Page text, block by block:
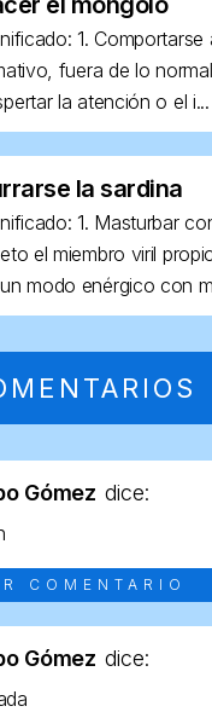
1.
fuera de lo
la atención o el i...
la sardina
1. Masturbar
el miembro viril
modo enérgico con
Gómez dice:
COMENTARIO
Gómez dice: